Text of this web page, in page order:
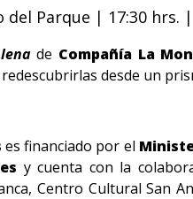
Parque | 17:30 hrs.
de Compañía La
desde un
es financiado por el
y cuenta con la
Centro Cultural San